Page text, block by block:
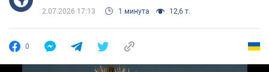
2.07.2026 17:13 1 минута 12,6 т.
0